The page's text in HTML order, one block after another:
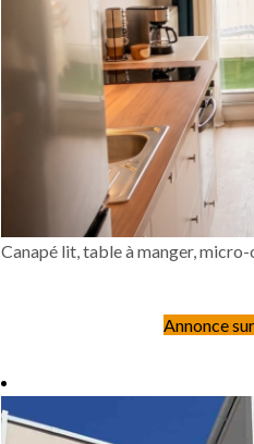
Canapé lit, table à manger,
Annonce